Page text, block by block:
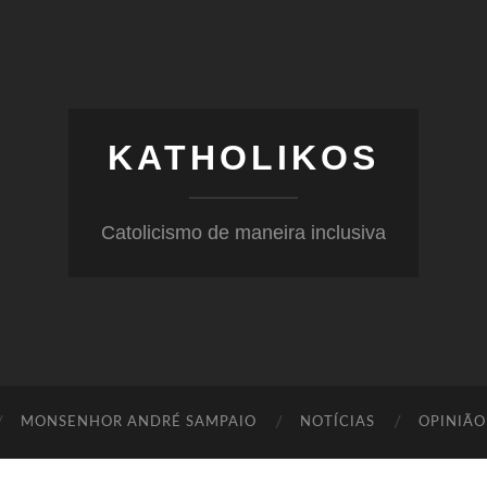
KATHOLIKOS
Catolicismo de maneira inclusiva
MONSENHOR ANDRÉ SAMPAIO NOTÍCIAS OPINIÃO